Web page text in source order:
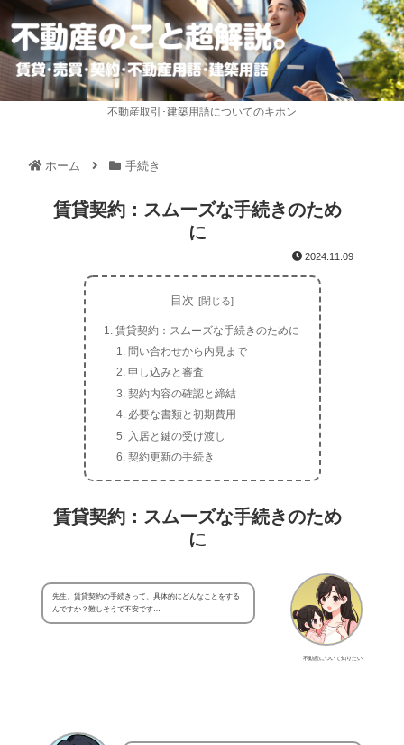
不動産取引･建築用語についてのキホン
ホーム 手続き
賃貸契約：スムーズな手続きのため
に
2024.11.09
目次
賃貸契約：スムーズな手続きのために
問い合わせから内見まで
申し込みと審査
契約内容の確認と締結
必要な書類と初期費用
入居と鍵の受け渡し
契約更新の手続き
賃貸契約：スムーズな手続きのため
に
不動産について知りたい
先生、賃貸契約の手続きって、具体的にどんなことをする
んですか？難しそうで不安です…